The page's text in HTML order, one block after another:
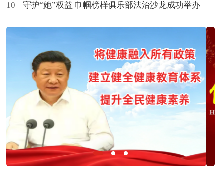
航
10 守护“她”权益 巾帼榜样俱乐部法治沙龙成功举办